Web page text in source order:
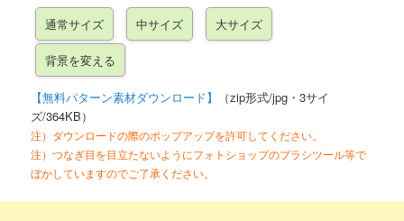
【無料パターン素材ダウンロード】
（zip形式/jpg・3サイ
ズ/364KB）
注）ダウンロードの際のポップアップを許可してください。
注）つなぎ目を目立たないようにフォトショップのブラシツール等で
ぼかしていますのでご了承ください。